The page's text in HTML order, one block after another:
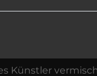
Rock
& Killer
Künstler